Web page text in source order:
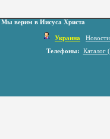
Мы верим в Иисуса Христа
Украина Новости
Телефоны:
Каталог (